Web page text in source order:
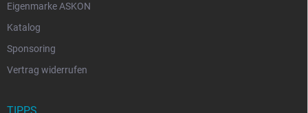
Eigenmarke ASKON
Katalog
Sponsoring
Vertrag widerrufen